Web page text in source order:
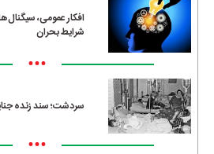
افکار عمومی،
شرایط بحران
•••
سردشت؛ سند زنده
•••